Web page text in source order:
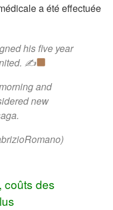
a été effectuée
his five year
✍
and
new
coûts des